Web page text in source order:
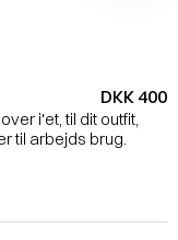
DKK 400
i'et, til dit outfit,
til arbejds brug.